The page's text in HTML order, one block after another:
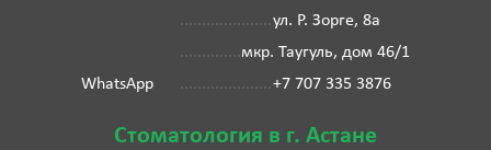
ул. Р. Зорге, 8а
мкр. Таугуль, дом 46/1
WhatsApp
+7 707 335 3876
Стоматология в г. Астане